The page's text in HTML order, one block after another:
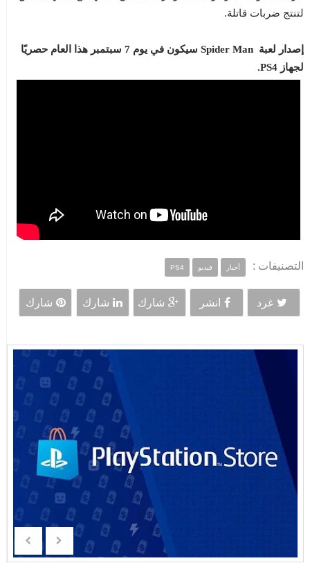
لتنتج ضربات قاتلة.
إصدار لعبة Spider Man سيكون في يوم 7 سبتمبر هذا العام حصريًا
لجهاز PS4.
التصنيفات : أخبار فيديو PS4
غرد انشر شارك شارك شارك